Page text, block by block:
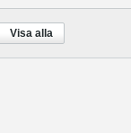
Visa alla